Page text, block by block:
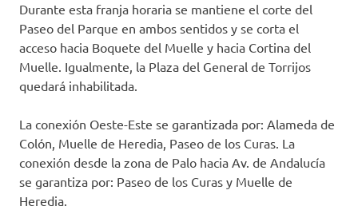
Durante esta franja horaria se mantiene el corte del
Paseo del Parque en ambos sentidos y se corta el
acceso hacia Boquete del Muelle y hacia Cortina del
Muelle. Igualmente, la Plaza del General de Torrijos
quedará inhabilitada.
La conexión Oeste-Este se garantizada por: Alameda de
Colón, Muelle de Heredia, Paseo de los Curas. La
conexión desde la zona de Palo hacia Av. de Andalucía
se garantiza por: Paseo de los Curas y Muelle de
Heredia.